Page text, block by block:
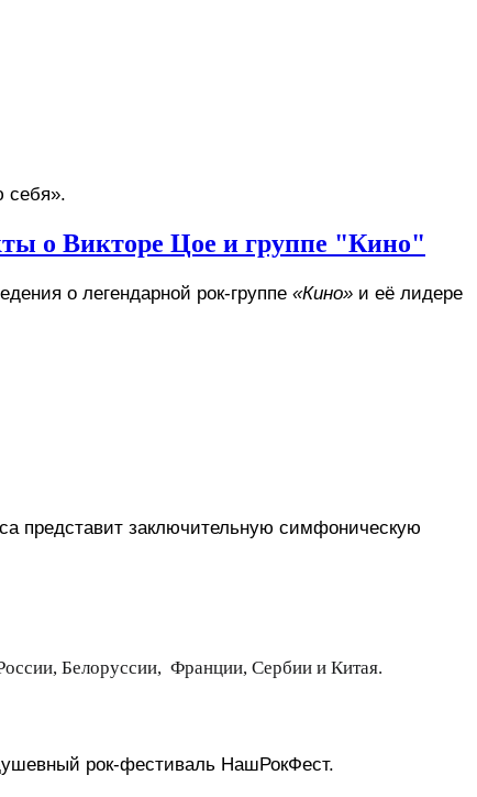
себя».
о Викторе Цое и группе "Кино"
о легендарной рок-группе «Кино» и её лидере
представит заключительную симфоническую
Белоруссии, Франции, Сербии и Китая.
рок-фестиваль НашРокФест.